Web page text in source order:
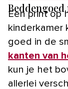
Een print op
kinderkamer
goed in de
kanten van
kun je het
allerlei